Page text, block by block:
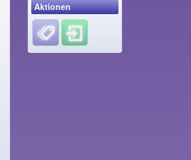
Aktionen